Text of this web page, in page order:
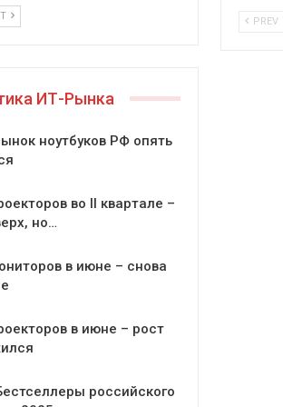
PREV
ИТ-Рынка
ноутбуков РФ опять
во II квартале –
но…
в июне – снова
в июне – рост
российского